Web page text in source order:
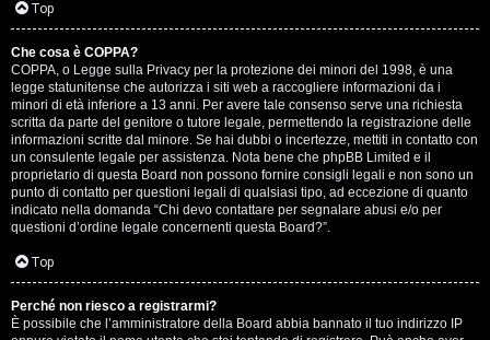
A
r
g
o
m
e
n
t
Top
Che cosa è COPPA?
COPPA, o Legge sulla Privacy per la protezione dei minori del 1998, è una
legge statunitense che autorizza i siti web a raccogliere informazioni da i
minori di età inferiore a 13 anni. Per avere tale consenso serve una richiesta
scritta da parte del genitore o tutore legale, permettendo la registrazione delle
informazioni scritte dal minore. Se hai dubbi o incertezze, mettiti in contatto con
un consulente legale per assistenza. Nota bene che phpBB Limited e il
proprietario di questa Board non possono fornire consigli legali e non sono un
punto di contatto per questioni legali di qualsiasi tipo, ad eccezione di quanto
indicato nella domanda “Chi devo contattare per segnalare abusi e/o per
questioni d’ordine legale concernenti questa Board?”.
Top
Perché non riesco a registrarmi?
È possibile che l’amministratore della Board abbia bannato il tuo indirizzo IP
T
o
p
i
c
A
t
t
i